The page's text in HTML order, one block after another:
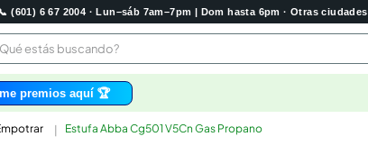
(601) 6 67 2004 · Lun–sáb 7am–7pm | Dom hasta 6pm · Otras ciudades
estás buscando?
leche
huevos
premios aquí 🏆
Estufa Abba Cg501 V5Cn Gas Propano